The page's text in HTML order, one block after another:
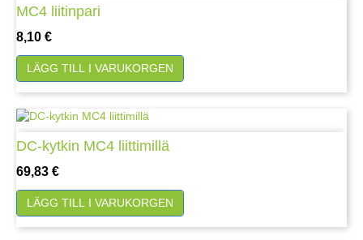
MC4 liitinpari
Pris
8,10 €
LÄGG TILL I VARUKORGEN
DC-kytkin MC4 liittimillä
Pris
69,83 €
LÄGG TILL I VARUKORGEN